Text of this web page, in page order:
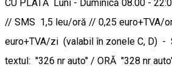
CU PLATĂ Luni - Duminică 08.00 -
// SMS 1,5 leu/oră // 0,25 euro+TVA/
euro+TVA/zi (valabil în zonele C, D) -
textul: "326 nr auto" / ORĂ "328 nr